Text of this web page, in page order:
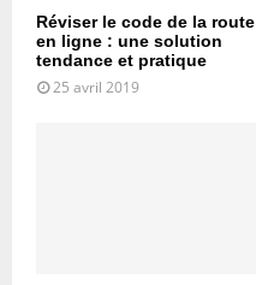
Réviser le code de la route
en ligne : une solution
tendance et pratique
25 avril 2019